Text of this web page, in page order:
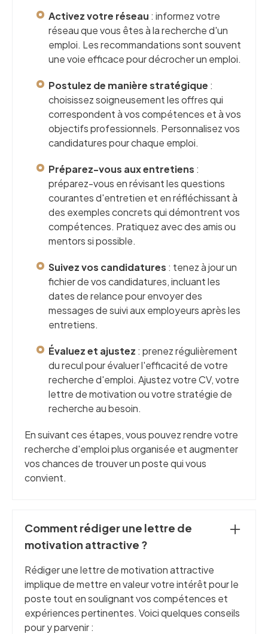
Activez votre réseau : informez votre
réseau que vous êtes à la recherche d'un
emploi. Les recommandations sont souvent
une voie efficace pour décrocher un emploi.
Postulez de manière stratégique :
choisissez soigneusement les offres qui
correspondent à vos compétences et à vos
objectifs professionnels. Personnalisez vos
candidatures pour chaque emploi.
Préparez-vous aux entretiens :
préparez-vous en révisant les questions
courantes d'entretien et en réfléchissant à
des exemples concrets qui démontrent vos
compétences. Pratiquez avec des amis ou
mentors si possible.
Suivez vos candidatures : tenez à jour un
fichier de vos candidatures, incluant les
dates de relance pour envoyer des
messages de suivi aux employeurs après les
entretiens.
Évaluez et ajustez : prenez régulièrement
du recul pour évaluer l'efficacité de votre
recherche d'emploi. Ajustez votre CV, votre
lettre de motivation ou votre stratégie de
recherche au besoin.
En suivant ces étapes, vous pouvez rendre votre
recherche d'emploi plus organisée et augmenter
vos chances de trouver un poste qui vous
convient.
Comment rédiger une lettre de
motivation attractive ?
Rédiger une lettre de motivation attractive
implique de mettre en valeur votre intérêt pour le
poste tout en soulignant vos compétences et
expériences pertinentes. Voici quelques conseils
pour y parvenir :